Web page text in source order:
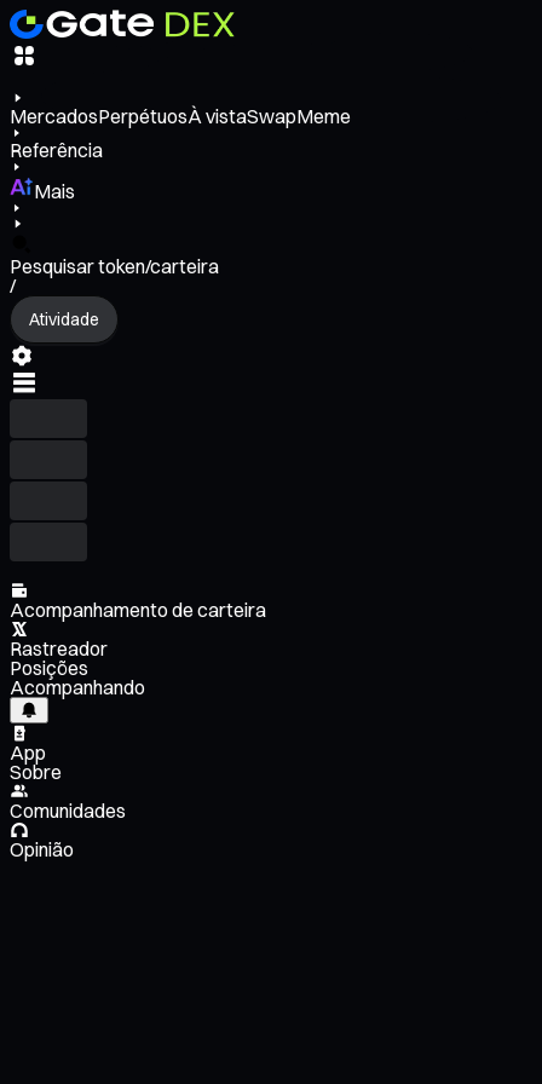
MercadosPerpétuosÀ vistaSwapMeme
Referência
Mais
Pesquisar token/carteira
/
Atividade
Acompanhamento de carteira
Rastreador
Posições
Acompanhando
App
Sobre
Comunidades
Opinião